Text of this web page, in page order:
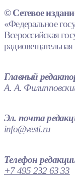
© Сетевое
«Федеральное
Всероссийская
Главный
А. А.
Эл. почта
info@vesti.ru
Телефон
+7 495 232 63 33